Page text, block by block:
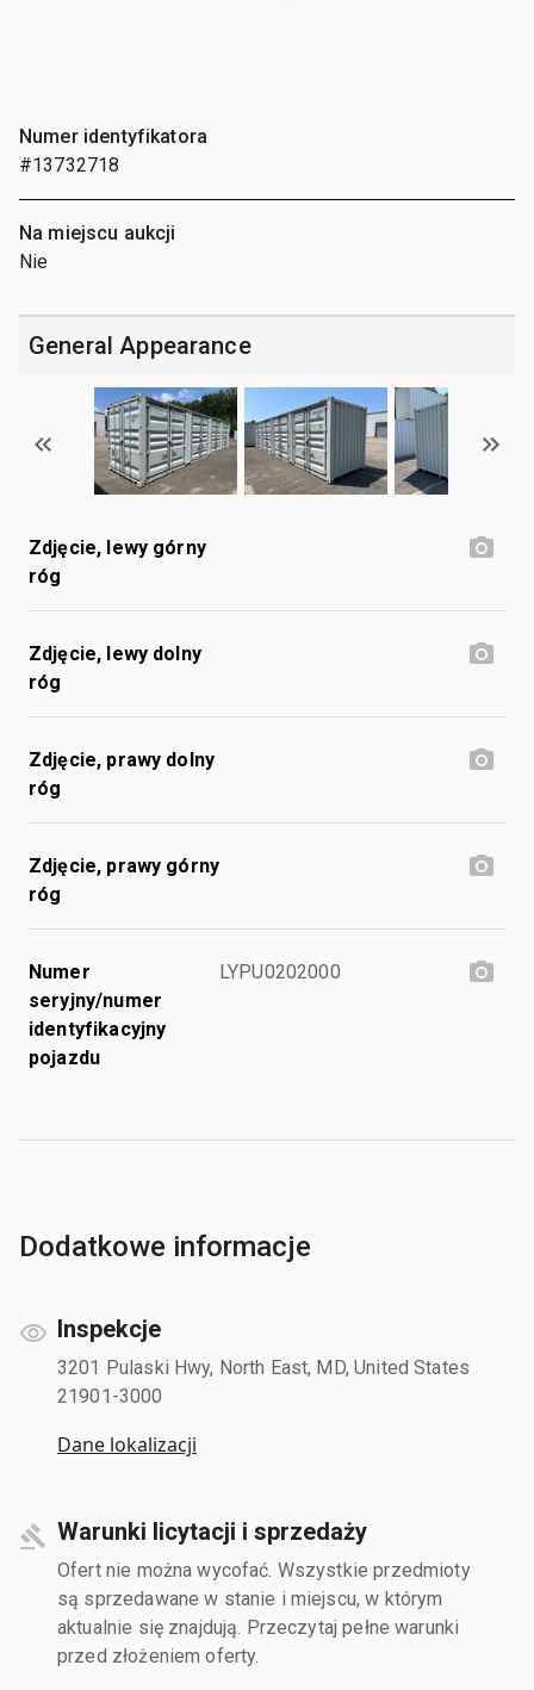
Numer identyfikatora
#13732718
Na miejscu aukcji
Nie
General Appearance
Zdjęcie, lewy górny
róg
Zdjęcie, lewy dolny
róg
Zdjęcie, prawy dolny
róg
Zdjęcie, prawy górny
róg
Numer
seryjny/numer
identyfikacyjny
pojazdu
LYPU0202000
Dodatkowe informacje
Inspekcje
3201 Pulaski Hwy, North East, MD, United States
21901-3000
Dane lokalizacji
Warunki licytacji i sprzedaży
Ofert nie można wycofać. Wszystkie przedmioty
są sprzedawane w stanie i miejscu, w którym
aktualnie się znajdują. Przeczytaj pełne warunki
przed złożeniem oferty.